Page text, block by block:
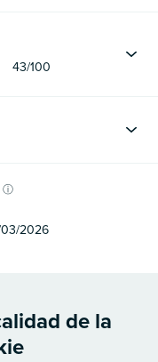
43/100
ⓘ
2026
de la